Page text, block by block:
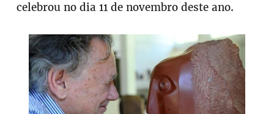
celebrou no dia 11 de novembro deste ano.